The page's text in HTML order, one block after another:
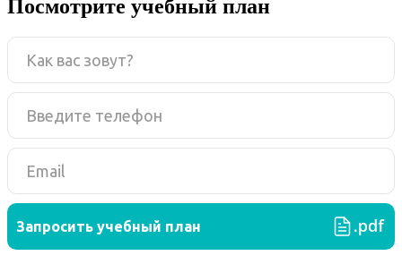
Посмотрите учебный план